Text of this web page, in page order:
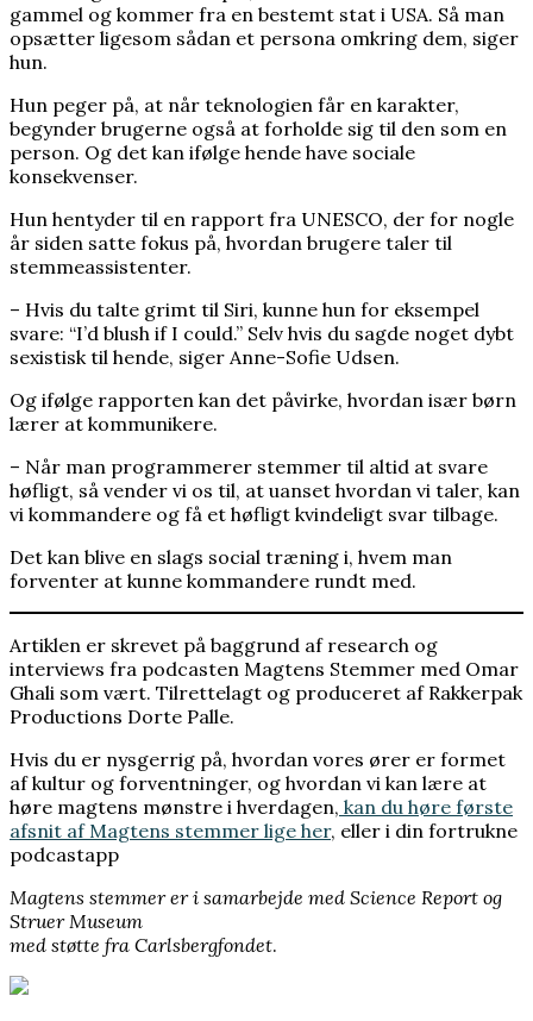
gammel og kommer fra en bestemt stat i USA. Så man
opsætter ligesom sådan et persona omkring dem, siger
hun.
Hun peger på, at når teknologien får en karakter,
begynder brugerne også at forholde sig til den som en
person. Og det kan ifølge hende have sociale
konsekvenser.
Hun hentyder til en rapport fra UNESCO, der for nogle
år siden satte fokus på, hvordan brugere taler til
stemmeassistenter.
– Hvis du talte grimt til Siri, kunne hun for eksempel
svare: “I’d blush if I could.” Selv hvis du sagde noget dybt
sexistisk til hende, siger Anne-Sofie Udsen.
Og ifølge rapporten kan det påvirke, hvordan især børn
lærer at kommunikere.
– Når man programmerer stemmer til altid at svare
høfligt, så vender vi os til, at uanset hvordan vi taler, kan
vi kommandere og få et høfligt kvindeligt svar tilbage.
Det kan blive en slags social træning i, hvem man
forventer at kunne kommandere rundt med.
Artiklen er skrevet på baggrund af research og
interviews fra podcasten Magtens Stemmer med Omar
Ghali som vært. Tilrettelagt og produceret af Rakkerpak
Productions Dorte Palle.
Hvis du er nysgerrig på, hvordan vores ører er formet
af kultur og forventninger, og hvordan vi kan lære at
høre magtens mønstre i hverdagen, kan du høre første
afsnit af Magtens stemmer lige her, eller i din fortrukne
podcastapp
Magtens stemmer er i samarbejde med Science Report og
Struer Museum
med støtte fra Carlsbergfondet.